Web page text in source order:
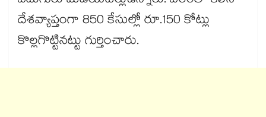
దేశవ్యాప్తంగా 850 కేసుల్లో రూ.150 కోట్లు
కొల్లగొట్టినట్టు గుర్తించారు.